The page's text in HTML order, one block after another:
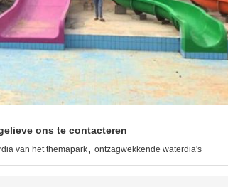
ons te contacteren
van het themapark ontzagwekkende waterdia's